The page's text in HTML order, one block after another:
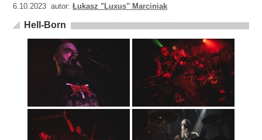
6.10.2023 autor:Łukasz "Luxus" Marciniak
Hell-Born